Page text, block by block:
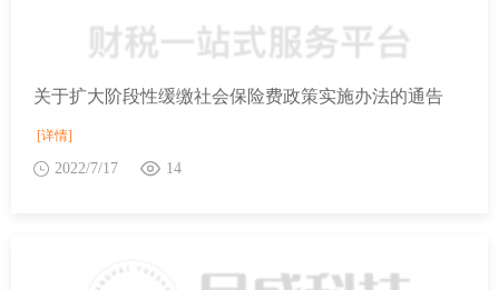
关于扩大阶段性缓缴社会保险费政策实施办法的通告
[详情]
2022/7/17 14